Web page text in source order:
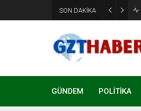
SON DAKİKA
GÜNDEM POLİTİKA